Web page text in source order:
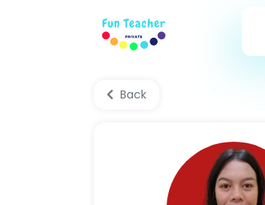
Back